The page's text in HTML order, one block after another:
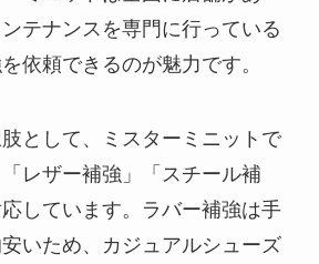
テナンスを専門に行っている
依頼できるのが魅力です。
として、ミスターミニットで
レザー補強」「スチール補
しています。ラバー補強は手
いため、カジュアルシューズ